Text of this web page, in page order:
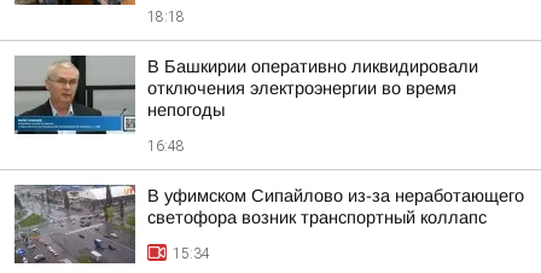
18:18
В Башкирии оперативно ликвидировали
отключения электроэнергии во время
непогоды
16:48
В уфимском Сипайлово из-за неработающего
светофора возник транспортный коллапс
15:34